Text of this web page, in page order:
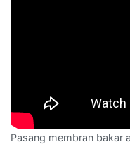
Pasang membran bakar